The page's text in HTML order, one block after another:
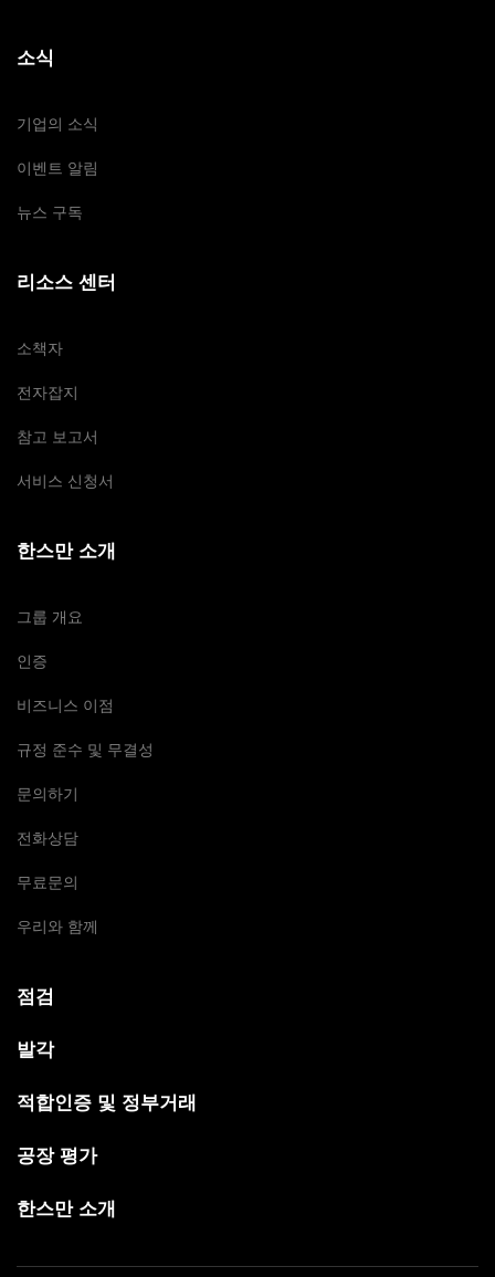
소식
기업의 소식
이벤트 알림
뉴스 구독
리소스 센터
소책자
전자잡지
참고 보고서
서비스 신청서
한스만 소개
그룹 개요
인증
비즈니스 이점
규정 준수 및 무결성
문의하기
전화상담
무료문의
우리와 함께
점검
발각
적합인증 및 정부거래
공장 평가
한스만 소개